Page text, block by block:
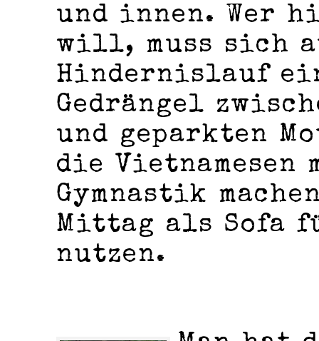
und innen. Wer
will, muss sich
Hindernislauf
Gedrängel
und geparkten
die Vietnamesen
Gymnastik
Mittag als Sofa
nutzen.